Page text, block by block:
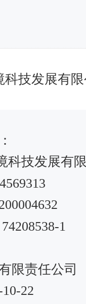
科技发展有
科技发展有
1
限责任公司
22